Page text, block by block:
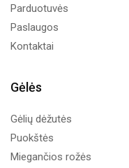
Parduotuvės
Paslaugos
Kontaktai
Gėlės
Gėlių dėžutės
Puokštės
Miegančios rožės